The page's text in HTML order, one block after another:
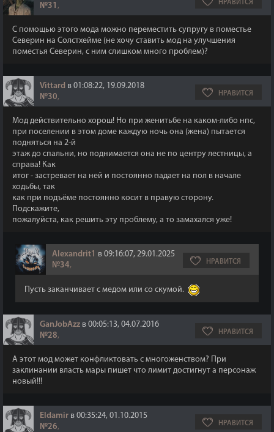
№31 , НРАВИТСЯ
С помощью этого мода можно переместить супругу в поместье
Северин на Солстхейме (не хочу ставить мод на улучшения
поместья Северин, с ним слишком много проблем)?
Vittard в 01:08:22, 19.09.2018
№30, НРАВИТСЯ
Мод действительно хорош! Но при женитьбе на каком-либо нпс,
при поселении в этом доме каждую ночь она (жена) пытается
подняться на 2-й
этаж до спальни, но поднимается она не по центру лестницы, а
справа! Как
итог - застревает на ней и постоянно падает на пол в начале
ходьбы, так
как при подъёме постоянно косит в правую сторону.
Подскажите,
пожалуйста, как решить эту проблему, а то замахался уже!
Alexandrit1 в 09:16:07, 29.01.2025
№34, НРАВИТСЯ
Пусть заканчивает с медом или со скумой.
GanJobAzz в 00:05:13, 04.07.2016
№28, НРАВИТСЯ
А этот мод может конфликтовать с многоженством? При
заклинании власть мары пишет что лимит достигнут а персонаж
новый!!!
Eldamir в 00:35:24, 01.10.2015
№26, НРАВИТСЯ